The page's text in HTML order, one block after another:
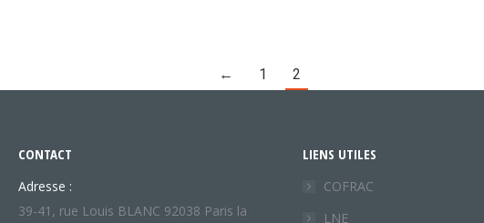
← 1 2
CONTACT
Adresse :
39-41, rue Louis BLANC 92038 Paris la
LIENS UTILES
COFRAC
LNE